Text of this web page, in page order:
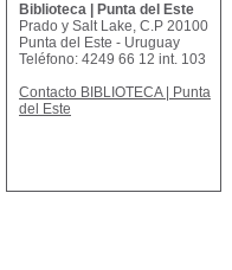
Biblioteca | Punta del Este
Prado y Salt Lake, C.P 20100
Punta del Este - Uruguay
Teléfono: 4249 66 12 int. 103
Contacto BIBLIOTECA | Punta
del Este